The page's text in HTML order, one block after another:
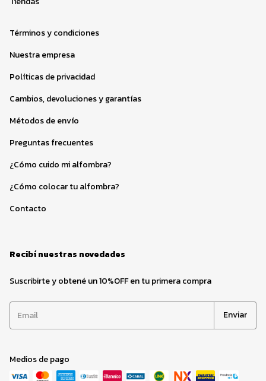
Términos y condiciones
Nuestra empresa
Políticas de privacidad
Cambios, devoluciones y garantías
Métodos de envío
Preguntas frecuentes
¿Cómo cuido mi alfombra?
¿Cómo colocar tu alfombra?
Contacto
Recibí nuestras novedades
Suscribirte y obtené un 10%OFF en tu primera compra
Medios de pago